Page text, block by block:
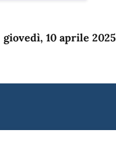
giovedì, 10 aprile 2025